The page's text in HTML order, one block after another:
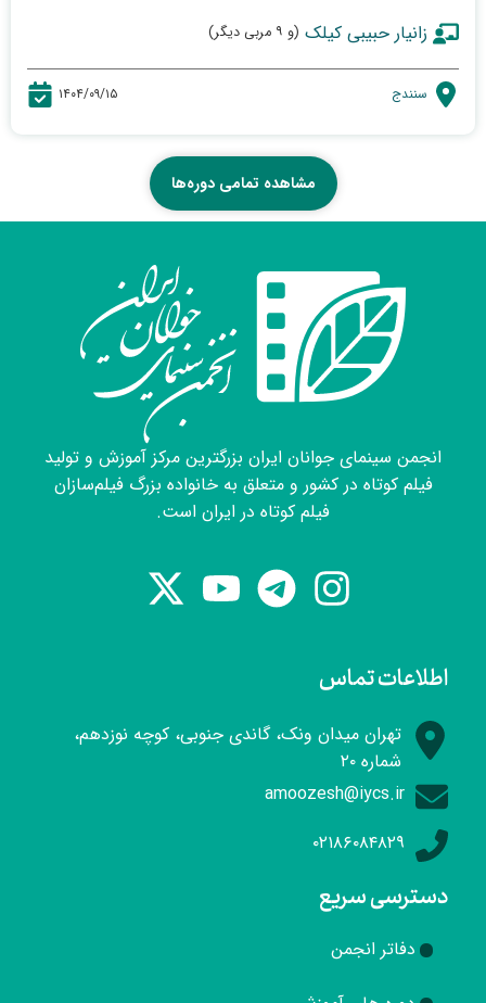
زانیار حبیبی کیلک (و ۹ مربی دیگر)
سنندج ۱۴۰۴/۰۹/۱۵
مشاهده تمامی دوره‌ها
اطلاعات تماس
تهران میدان ونک، گاندی جنوبی، کوچه نوزدهم،
شماره ۲۰
amoozesh@iycs.ir
۰۲۱۸۶۰۸۴۸۲۹
انجمن سینمای جوانان ایران بزرگترین مرکز آموزش و تولید
فیلم کوتاه در کشور و متعلق به خانواده بزرگ فیلم‌سازان
فیلم کوتاه در ایران است.
دسترسی سریع
دفاتر انجمن